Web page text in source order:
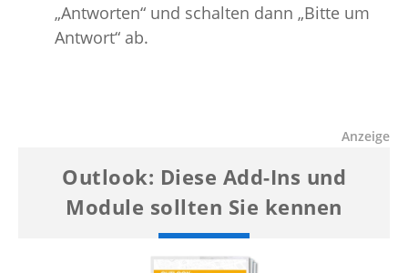
„Antworten“ und schalten dann „Bitte um
Antwort“ ab.